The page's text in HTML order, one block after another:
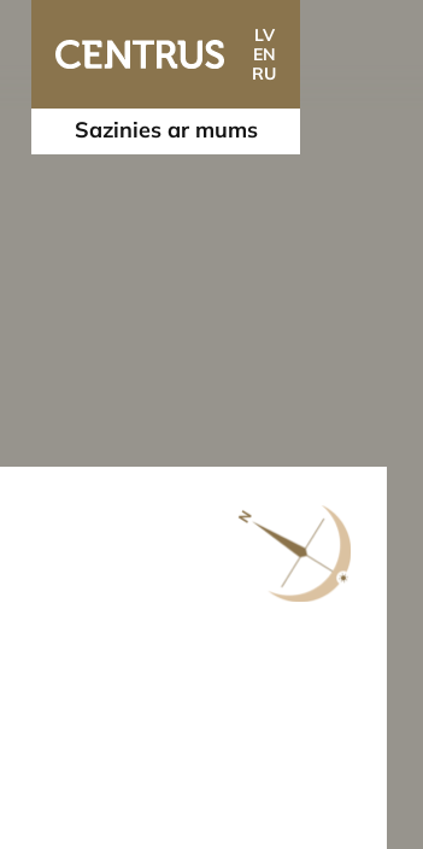
LV
EN
RU
Sazinies ar mums